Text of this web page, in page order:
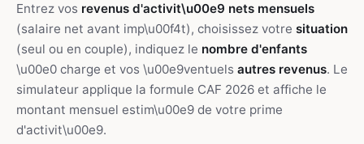
Entrez vos revenus d'activit\u00e9 nets mensuels
(salaire net avant imp\u00f4t), choisissez votre situation
(seul ou en couple), indiquez le nombre d'enfants
\u00e0 charge et vos \u00e9ventuels autres revenus. Le
simulateur applique la formule CAF 2026 et affiche le
montant mensuel estim\u00e9 de votre prime
d'activit\u00e9.